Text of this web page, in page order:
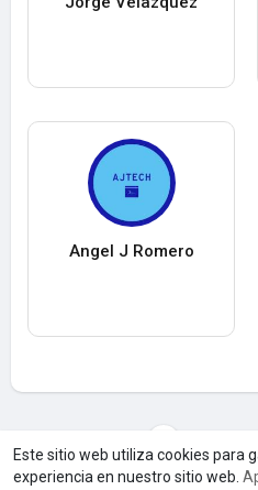
Este sitio web utiliza cookies para
experiencia en nuestro sitio web.
Angel J Romero